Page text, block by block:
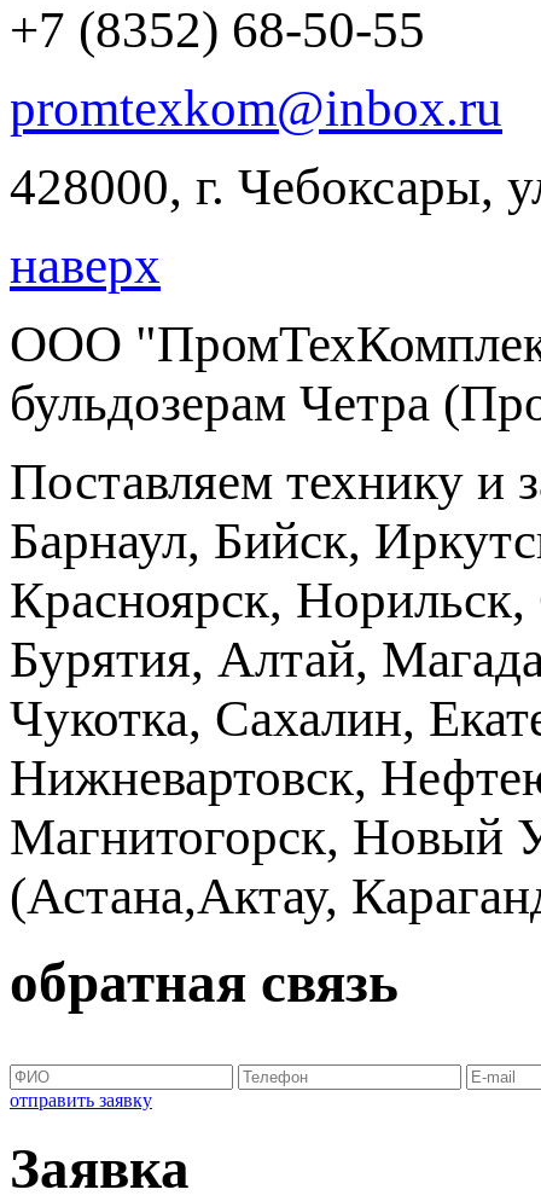
+7 (8352) 68-50-55
promtexkom@inbox.ru
428000, г. Чебоксары,
наверх
ООО
бульдозерам Четра
Поставляем технику и
Барнаул, Бийск,
Красноярск,
Бурятия, Алтай,
Чукотка, Сахалин,
Нижневартовск,
Магнитогорск, Новый
(Астана,Актау,
обратная связь
отправить заявку
Заявка